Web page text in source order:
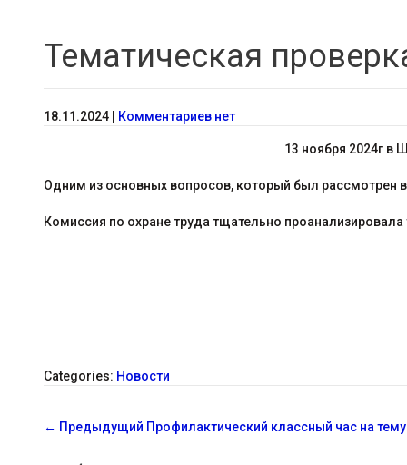
Тематическая
18.11.2024 Комментариев нет
13 ноября 2024г в
Одним из основных вопросов, который был рассмотрен
Комиссия по охране труда тщательно
Categories: Новости
С
← Предыдущий Профилактический классный час на